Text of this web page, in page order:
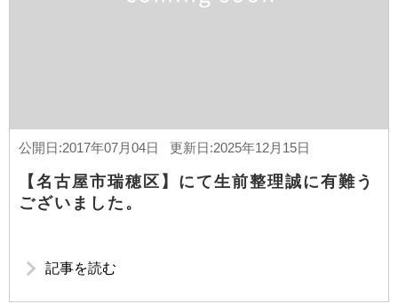
公開日:2017年07月04日 更新日:2025年12月15日
【名古屋市瑞穂区】にて生前整理誠に有難う
ございました。
記事を読む